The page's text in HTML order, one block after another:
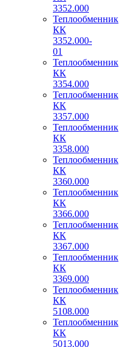
3352.000
Теплообменник
КК
3352.000-
01
Теплообменник
КК
3354.000
Теплообменник
КК
3357.000
Теплообменник
КК
3358.000
Теплообменник
КК
3360.000
Теплообменник
КК
3366.000
Теплообменник
КК
3367.000
Теплообменник
КК
3369.000
Теплообменник
КК
5108.000
Теплообменник
КК
5013.000